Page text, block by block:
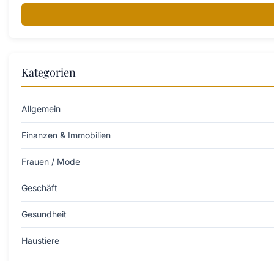
Kategorien
Allgemein
Finanzen & Immobilien
Frauen / Mode
Geschäft
Gesundheit
Haustiere